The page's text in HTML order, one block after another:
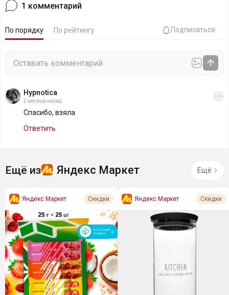
1 комментарий
По порядку По рейтингу Подписаться
Hypnotica
2 месяца назад
Спасибо, взяла
Ответить
Ещё из Яндекс Маркет Ещё
Яндекс Маркет Скидки Яндекс Маркет Скидки